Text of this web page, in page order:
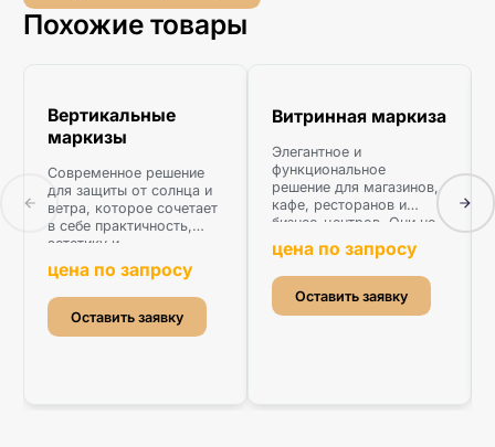
Похожие товары
Вертикальные
маркизы
Современное решение
для защиты от солнца и
ветра, которое сочетает
в себе практичность,
эстетику и
идеально подходят для
террас, балконов, летних
кафе и частных домов,
создавая комфортную
цена по запросу
Оставить заявку
Витринная маркиза
Элегантное и
функциональное
решение для магазинов,
кафе, ресторанов и
бизнес-центров. Они не
витрину от палящего
солнца и осадков, но
и увеличивают
привлекательность
цена по запросу
Оставить заявку